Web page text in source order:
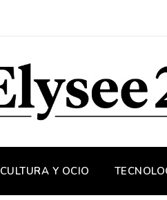
CULTURA Y OCIO